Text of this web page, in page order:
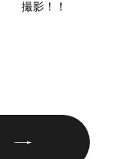
撮影！！